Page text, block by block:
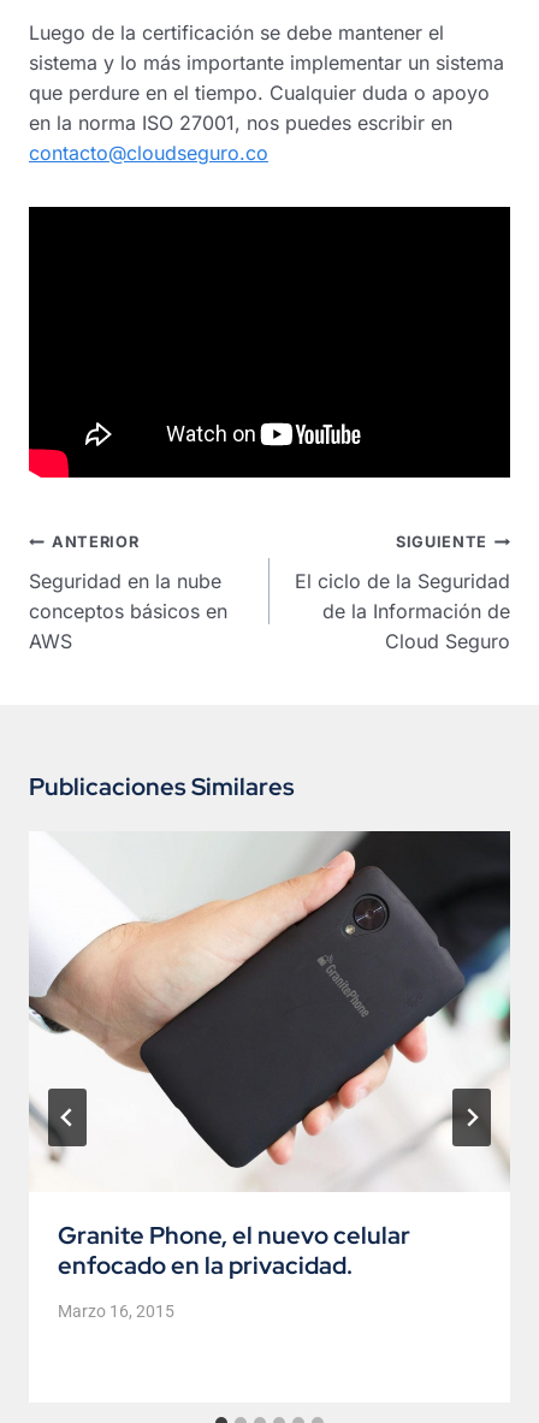
Luego de la certificación se debe mantener el
sistema y lo más importante implementar un sistema
que perdure en el tiempo. Cualquier duda o apoyo
en la norma ISO 27001, nos puedes escribir en
contacto@cloudseguro.co
Navegación
de
entradas
ANTERIOR
Seguridad en la nube
conceptos básicos en
AWS
SIGUIENTE
El ciclo de la Seguridad
de la Información de
Cloud Seguro
Publicaciones Similares
Granite Phone, el nuevo celular
enfocado en la privacidad.
Marzo 16, 2015